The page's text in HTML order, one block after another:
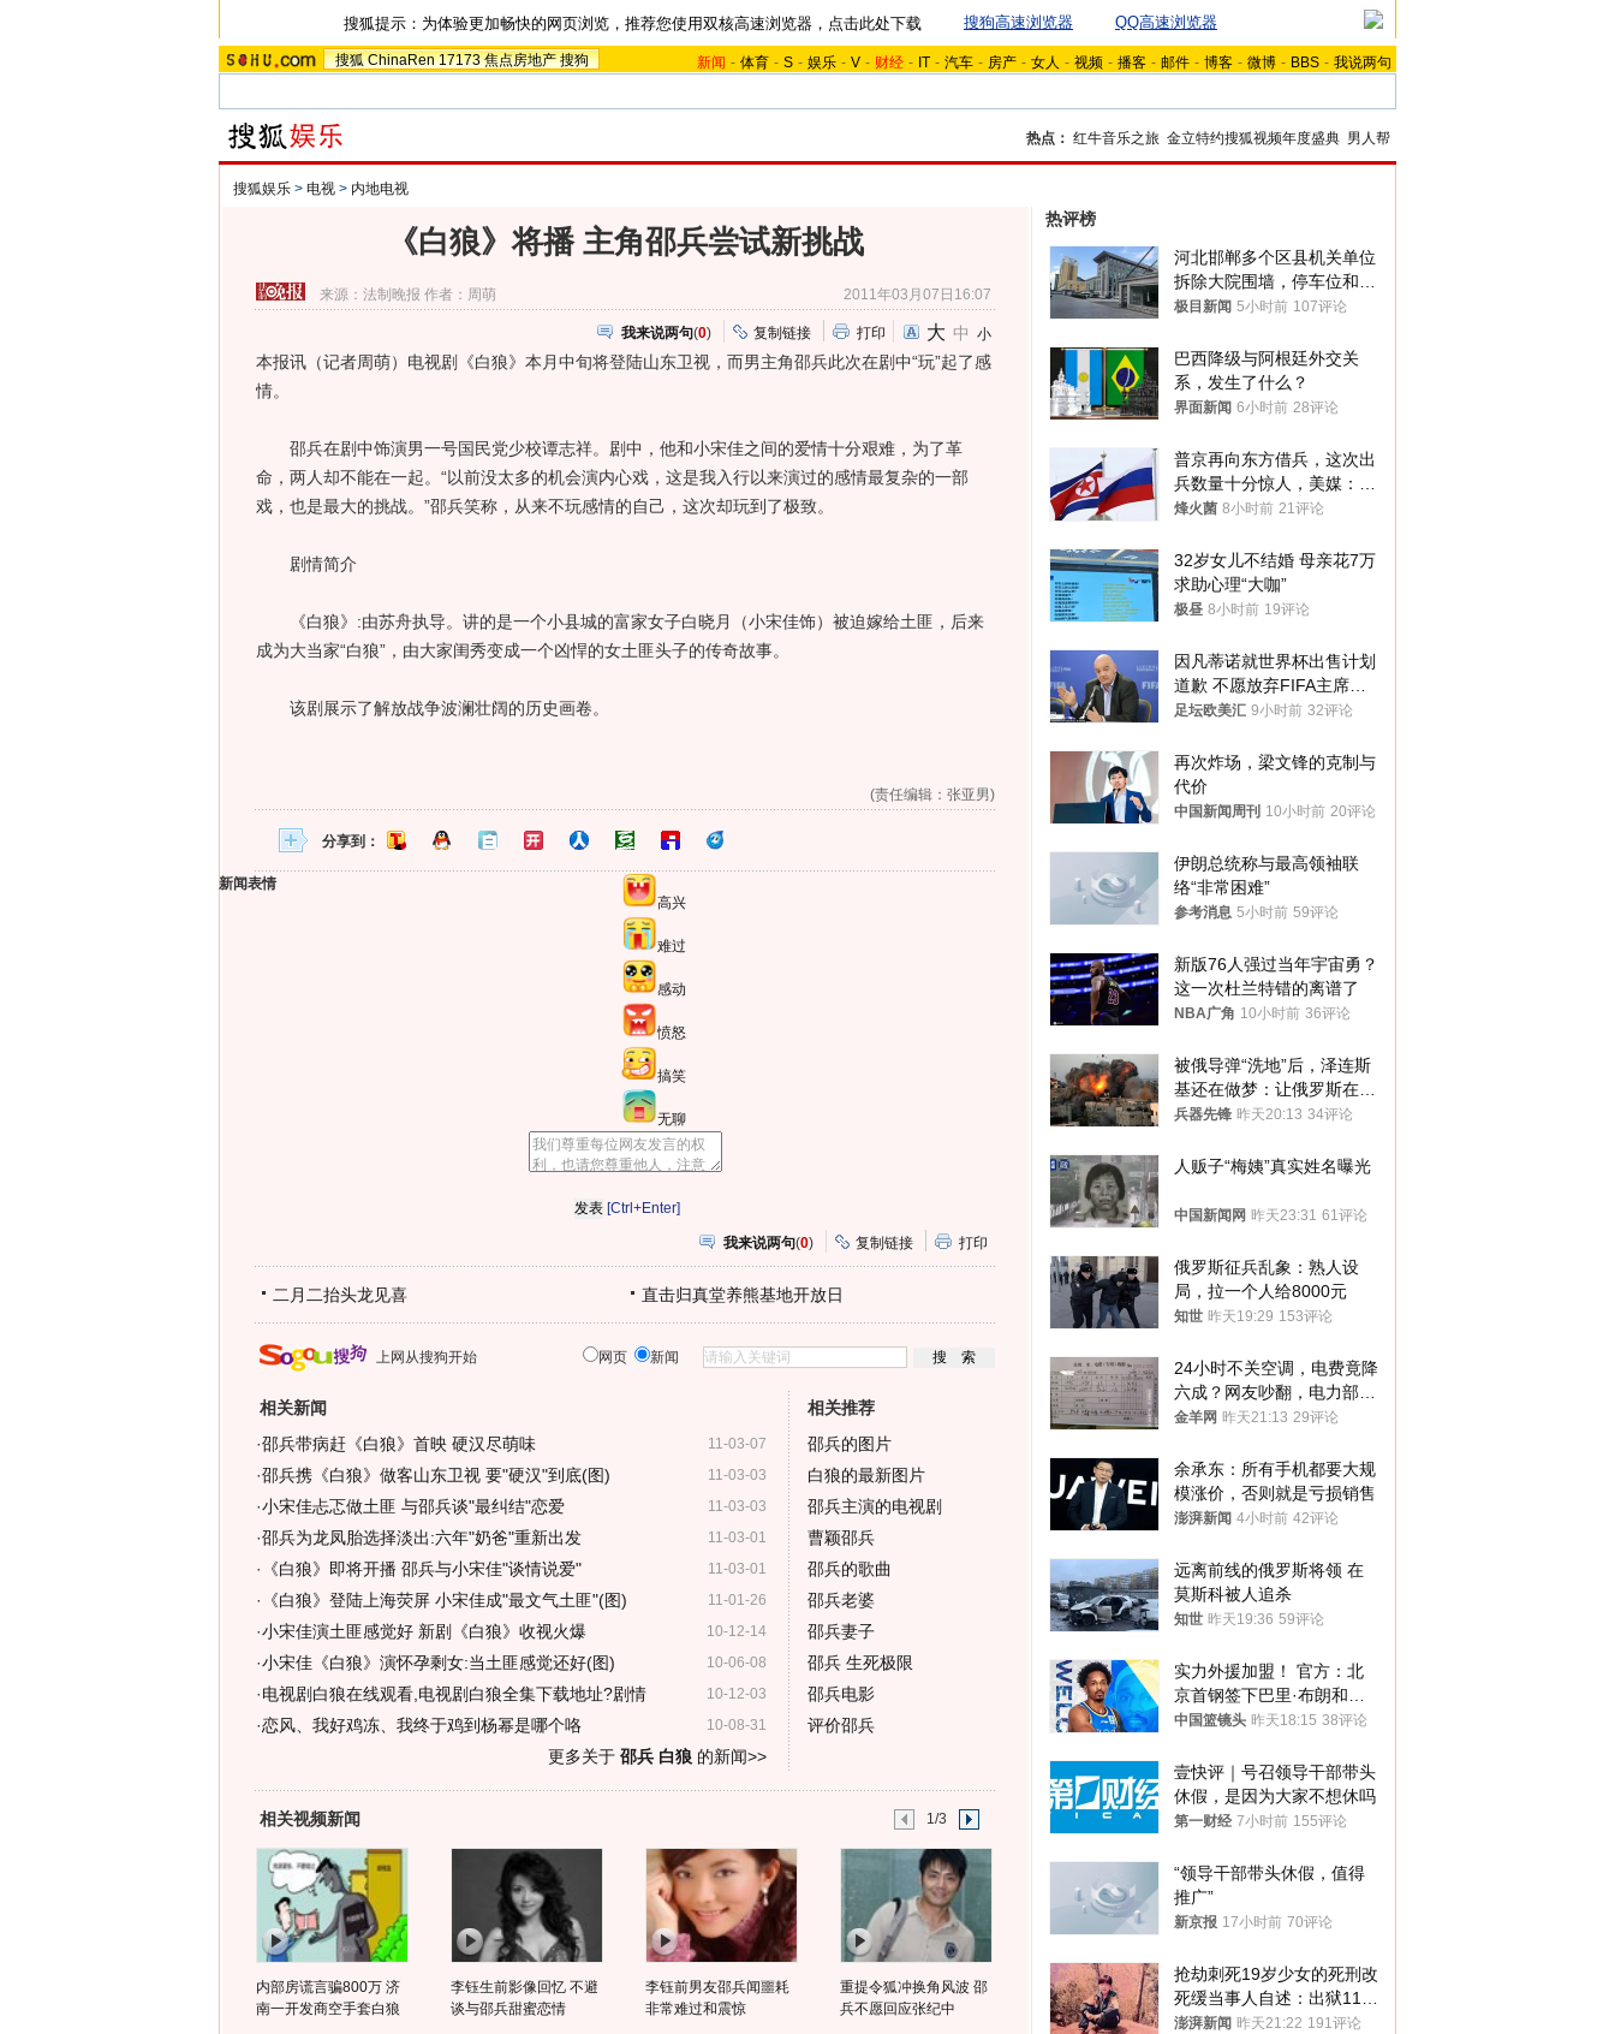
搜狐提示：为体验更加畅快的网页浏览，推荐您使用双核高速浏览器，点击此处下载 搜狗高速浏览器 QQ高速浏览器
搜狐 ChinaRen 17173 焦点房地产 搜狗 新闻 - 体育 - S - 娱乐 - V - 财经 - IT - 汽车 - 房产 - 女人 - 视频 - 播客 - 邮件 - 博客 - 微博 - BBS - 我说两句
热点： 红牛音乐之旅 金立特约搜狐视频年度盛典 男人帮
搜狐娱乐 > 电视 > 内地电视
《白狼》将播 主角邵兵尝试新挑战
来源：法制晚报 作者：周萌 2011年03月07日16:07
我来说两句(0) 复制链接 打印 大 中 小
本报讯（记者周萌）电视剧《白狼》本月中旬将登陆山东卫视，而男主角邵兵此次在剧中“玩”起了感
情。
邵兵在剧中饰演男一号国民党少校谭志祥。剧中，他和小宋佳之间的爱情十分艰难，为了革
命，两人却不能在一起。“以前没太多的机会演内心戏，这是我入行以来演过的感情最复杂的一部
戏，也是最大的挑战。”邵兵笑称，从来不玩感情的自己，这次却玩到了极致。
剧情简介
《白狼》:由苏舟执导。讲的是一个小县城的富家女子白晓月（小宋佳饰）被迫嫁给土匪，后来
成为大当家“白狼”，由大家闺秀变成一个凶悍的女土匪头子的传奇故事。
该剧展示了解放战争波澜壮阔的历史画卷。
(责任编辑：张亚男)
分享到：
新闻表情
高兴
难过
感动
愤怒
搞笑
无聊
[Ctrl+Enter]
我来说两句(0) 复制链接 打印
二月二抬头龙见喜 直击归真堂养熊基地开放日
上网从搜狗开始 网页 新闻
相关新闻
11-03-07
·邵兵带病赶《白狼》首映 硬汉尽萌味
11-03-03
·邵兵携《白狼》做客山东卫视 要"硬汉"到底(图)
11-03-03
·小宋佳忐忑做土匪 与邵兵谈"最纠结"恋爱
11-03-01
·邵兵为龙凤胎选择淡出:六年"奶爸"重新出发
11-03-01
· 《白狼》即将开播 邵兵与小宋佳"谈情说爱"
11-01-26
· 《白狼》登陆上海荧屏 小宋佳成"最文气土匪"(图)
10-12-14
·小宋佳演土匪感觉好 新剧《白狼》收视火爆
10-06-08
·小宋佳《白狼》演怀孕剩女:当土匪感觉还好(图)
10-12-03
·电视剧白狼在线观看,电视剧白狼全集下载地址?剧情
10-08-31
·恋风、我好鸡冻、我终于鸡到杨幂是哪个咯
更多关于 邵兵 白狼的新闻>>
相关推荐
邵兵的图片
白狼的最新图片
邵兵主演的电视剧
曹颖邵兵
邵兵的歌曲
邵兵老婆
邵兵妻子
邵兵 生死极限
邵兵电影
评价邵兵
相关视频新闻 1/3
内部房谎言骗800万 济
南一开发商空手套白狼
李钰生前影像回忆 不避
谈与邵兵甜蜜恋情
李钰前男友邵兵闻噩耗
非常难过和震惊
重提令狐冲换角风波 邵
兵不愿回应张纪中
热评榜
河北邯郸多个区县机关单位
拆除大院围墙，停车位和厕
所免费开放，当地多部门回
极目新闻 5小时前 107评论
巴西降级与阿根廷外交关
系，发生了什么？
界面新闻 6小时前 28评论
普京再向东方借兵，这次出
兵数量十分惊人，美媒：俄
朝要动真格？
烽火菌 8小时前 21评论
32岁女儿不结婚 母亲花7万
求助心理“大咖”
极昼 8小时前 19评论
因凡蒂诺就世界杯出售计划
道歉 不愿放弃FIFA主席职
位
足坛欧美汇 9小时前 32评论
再次炸场，梁文锋的克制与
代价
中国新闻周刊 10小时前 20评论
伊朗总统称与最高领袖联
络“非常困难”
参考消息 5小时前 59评论
新版76人强过当年宇宙勇？
这一次杜兰特错的离谱了
NBA广角 10小时前 36评论
被俄导弹“洗地”后，泽连斯
基还在做梦：让俄罗斯在冬
季前求和？
兵器先锋 昨天20:13 34评论
人贩子“梅姨”真实姓名曝光
中国新闻网 昨天23:31 61评论
俄罗斯征兵乱象：熟人设
局，拉一个人给8000元
知世 昨天19:29 153评论
24小时不关空调，电费竟降
六成？网友吵翻，电力部门
回应→
金羊网 昨天21:13 29评论
余承东：所有手机都要大规
模涨价，否则就是亏损销售
澎湃新闻 4小时前 42评论
远离前线的俄罗斯将领 在
莫斯科被人追杀
知世 昨天19:36 59评论
实力外援加盟！ 官方：北
京首钢签下巴里·布朗和桑
普森
中国篮镜头 昨天18:15 38评论
壹快评｜号召领导干部带头
休假，是因为大家不想休吗
第一财经 7小时前 155评论
“领导干部带头休假，值得
推广”
新京报 17小时前 70评论
抢劫刺死19岁少女的死刑改
死缓当事人自述：出狱11年
间始终刻意躲避被害人家属
澎湃新闻 昨天21:22 191评论